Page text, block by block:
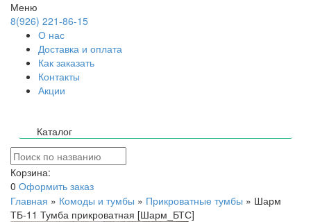
Меню
8(926) 221-86-15
О нас
Доставка и оплата
Как заказать
Контакты
Акции
Каталог
Корзина:
0 Оформить заказ
Главная » Комоды и тумбы » Прикроватные тумбы » Шарм
ТБ-11 Тумба прикроватная [Шарм_БТС]